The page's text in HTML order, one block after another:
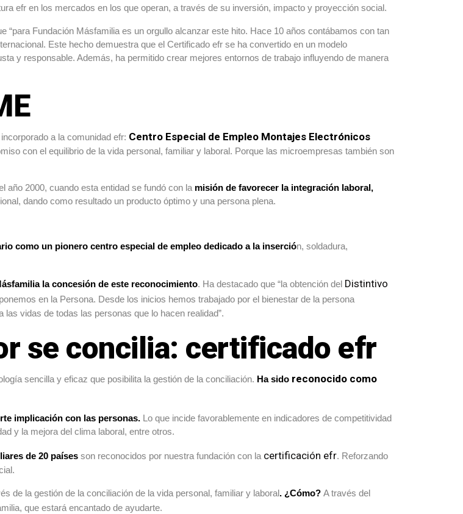
efr en los mercados en los que operan, a través de su inversión, impacto y proyección social.
“para Fundación Másfamilia es un orgullo alcanzar este hito. Hace 10 años contábamos con tan
Este hecho demuestra que el Certificado efr se ha convertido en un modelo
y responsable. Además, ha permitido crear mejores entornos de trabajo influyendo de manera
a la comunidad efr: Centro Especial de Empleo Montajes Electrónicos
con el equilibrio de la vida personal, familiar y laboral. Porque las microempresas también son
año 2000, cuando esta entidad se fundó con la misión de favorecer la integración laboral,
dando como resultado un producto óptimo y una persona plena.
como un pionero centro especial de empleo dedicado a la inserción, soldadura,
la concesión de este reconocimiento. Ha destacado que “la obtención del Distintivo
en la Persona. Desde los inicios hemos trabajado por el bienestar de la persona
vidas de todas las personas que lo hacen realidad”.
se concilia: certificado efr
sencilla y eficaz que posibilita la gestión de la conciliación. Ha sido reconocido como
implicación con las personas. Lo que incide favorablemente en indicadores de competitividad
y la mejora del clima laboral, entre otros.
de 20 países son reconocidos por nuestra fundación con la certificación efr. Reforzando
de la gestión de la conciliación de la vida personal, familiar y laboral. ¿Cómo? A través del
que estará encantado de ayudarte.